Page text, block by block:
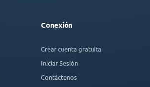
Conexión
Crear cuenta gratuita
Iniciar Sesión
Contáctenos